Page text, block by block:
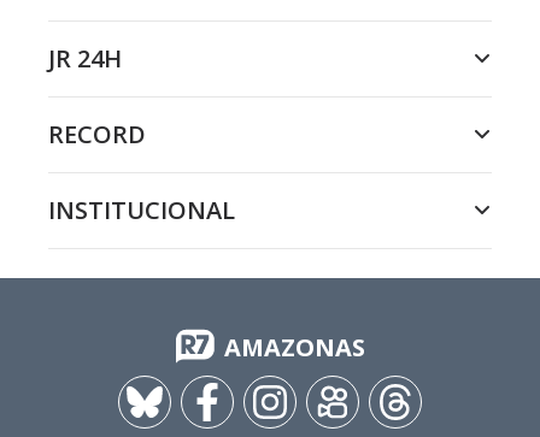
JR 24H
RECORD
INSTITUCIONAL
AMAZONAS